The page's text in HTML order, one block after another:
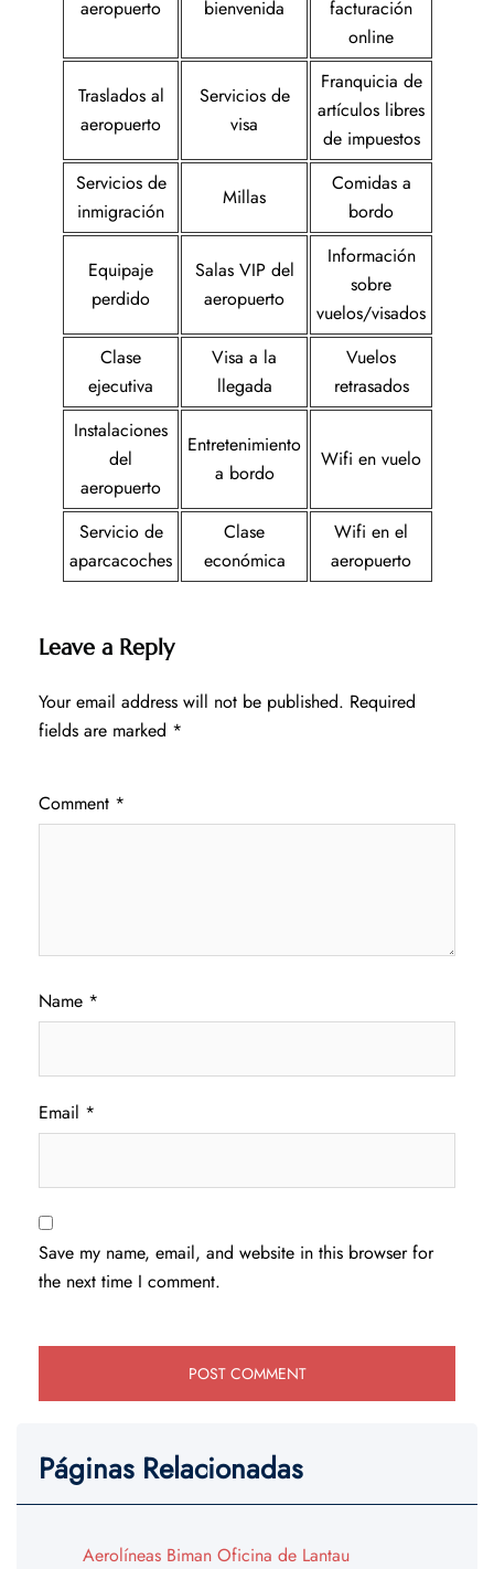
aeropuerto bienvenida
facturación
online
Traslados al
aeropuerto
Servicios de
visa
Franquicia de
artículos libres
de impuestos
Servicios de
inmigración
Millas
Comidas a
bordo
Equipaje
perdido
Salas VIP del
aeropuerto
Información
sobre
vuelos/visados
Clase
ejecutiva
Visa a la
llegada
Vuelos
retrasados
Instalaciones
del
aeropuerto
Entretenimiento
a bordo
Wifi en vuelo
Servicio de
aparcacoches
Clase
económica
Wifi en el
aeropuerto
Leave a Reply
Your email address will not be published. Required
fields are marked *
Comment *
Name *
Email *
Save my name, email, and website in this browser for
the next time I comment.
Páginas Relacionadas
Aerolíneas Biman Oficina de Lantau